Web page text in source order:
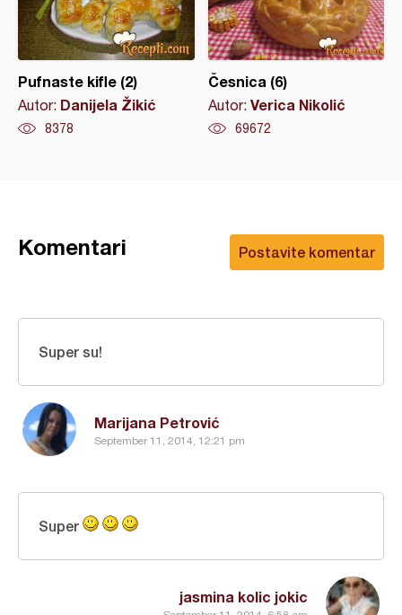
Pufnaste kifle (2)
Autor: Danijela Žikić
8378
Česnica (6)
Autor: Verica Nikolić
69672
Postavite komentar
Komentari
Marijana Petrović
September 11, 2014, 12:21 pm
Super su!
jasmina kolic jokic
Super